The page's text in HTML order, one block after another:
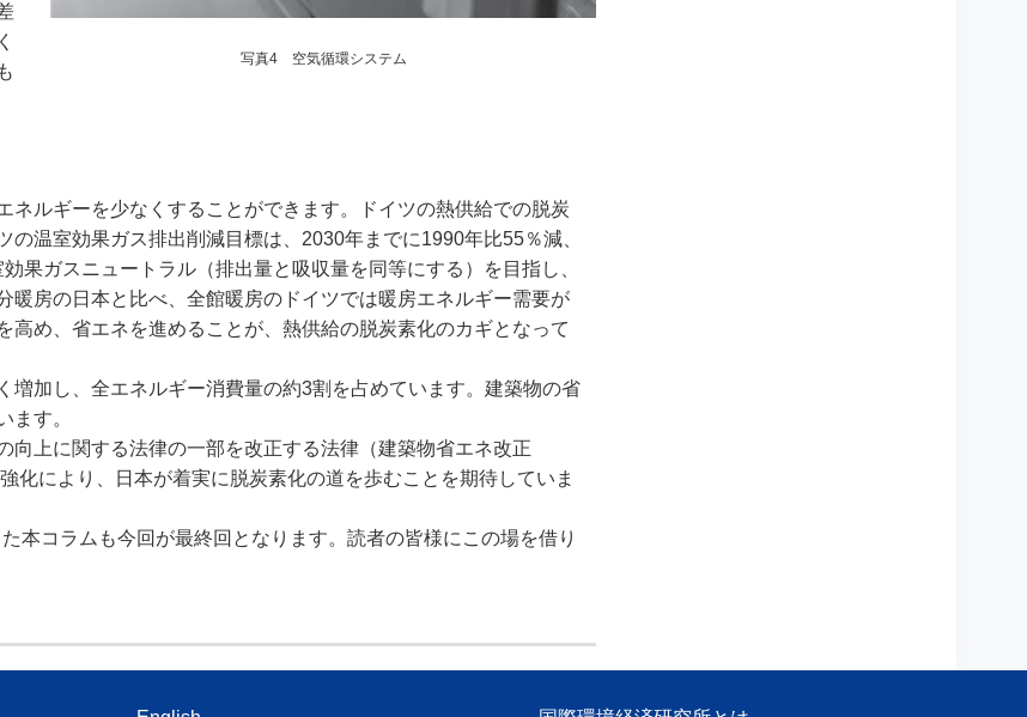
写真4 空気循環システム
ルギーを少なくすることができます。ドイツの熱供給での脱炭
温室効果ガス排出削減目標は、2030年までに1990年比55％減、
果ガスニュートラル（排出量と吸収量を同等にする）を目指し、
房の日本と比べ、全館暖房のドイツでは暖房エネルギー需要が
め、省エネを進めることが、熱供給の脱炭素化のカギとなって
加し、全エネルギー消費量の約3割を占めています。建築物の省
ます。
上に関する法律の一部を改正する法律（建築物省エネ改正
化により、日本が着実に脱炭素化の道を歩むことを期待していま
コラムも今回が最終回となります。読者の皆様にこの場を借り